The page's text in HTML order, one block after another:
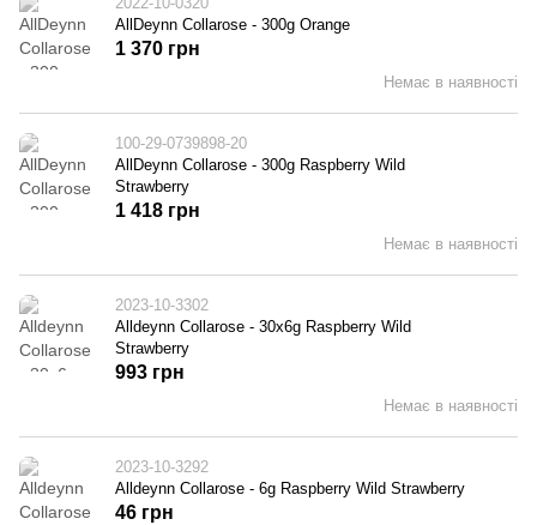
AllDeynn Collarose - 300g Orange
Немає в наявності
1 370 грн
100-29-0739898-20
AllDeynn Collarose - 300g Raspberry Wild
Strawberry
Немає в наявності
1 418 грн
2023-10-3302
Alldeynn Collarose - 30x6g Raspberry Wild
Strawberry
Немає в наявності
993 грн
2023-10-3292
Alldeynn Collarose - 6g Raspberry Wild Strawberry
46 грн